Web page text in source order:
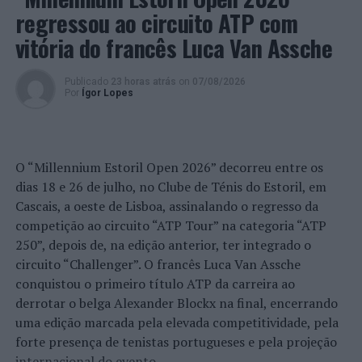
nas áreas da Economia e Gestão. Soube ser inovadora e
até mesmo pioneira no desígnio da aproximação à
comunidade e de relação com o tecido empresarial. A
restrito de três escolas de negócios em Portugal que
do desenvolvimento de uma Escola que assuma no seu
core os propósitos que têm vindo a ser proclamados
pelo Papa Francisco, tais como a importância da
territorialidade, a investigação ao serviço da melhoria da
economia e o centro na pessoa humana”. Uma Escola que
procure ter impacto na sociedade “através das 3 áreas
fundamentais de atuação: Ensino, Investigação e
Inovação, e Serviço e Responsabilidade Social. O Novo
Dean preconiza “uma Escola que vá mais além: que faça
inovação com impacto, que desenvolva uma mentalidade
global, que promova uma estreita ligação à prática e que
regressou ao circuito ATP com
vitória do francês Luca Van Assche
Publicado 23 horas atrás on 07/08/2026
Por
Ígor Lopes
O “Millennium Estoril Open 2026” decorreu entre os
dias 18 e 26 de julho, no Clube de Ténis do Estoril, em
Cascais, a oeste de Lisboa, assinalando o regresso da
competição ao circuito “ATP Tour” na categoria “ATP
250”, depois de, na edição anterior, ter integrado o
circuito “Challenger”. O francês Luca Van Assche
conquistou o primeiro título ATP da carreira ao
derrotar o belga Alexander Blockx na final, encerrando
uma edição marcada pela elevada competitividade, pela
forte presença de tenistas portugueses e pela projeção